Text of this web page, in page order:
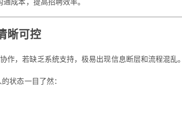
成本，提高招聘效率。
晰可控
作，若缺乏系统支持，极易出现信息断层和流程混乱。
状态一目了然：